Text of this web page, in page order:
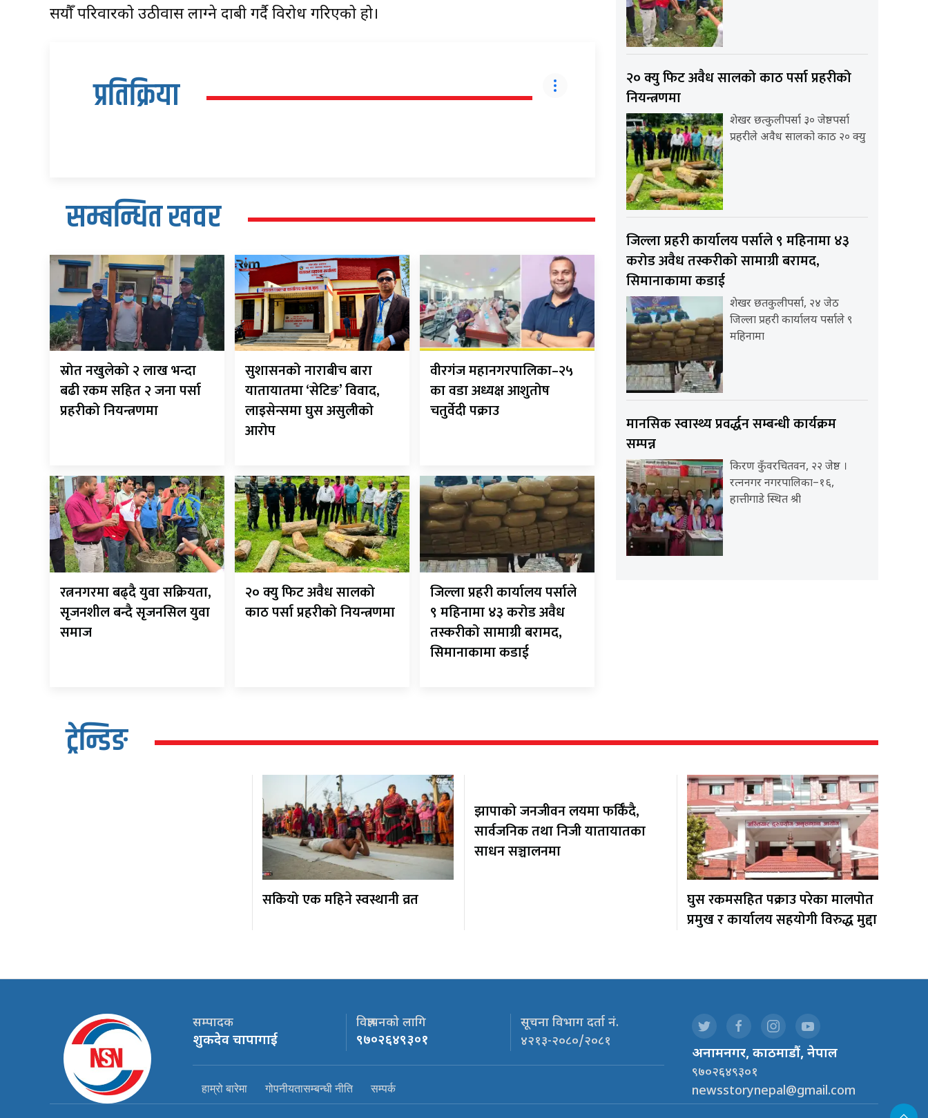
सयौँ परिवारको उठीवास लाग्ने दाबी गर्दै विरोध गरिएको हो।
प्रतिक्रिया
सम्बन्धित खवर
स्रोत नखुलेको २ लाख भन्दा
बढी रकम सहित २ जना पर्सा
प्रहरीको नियन्त्रणमा
सुशासनको नाराबीच बारा
यातायातमा ‘सेटिङ’ विवाद,
लाइसेन्समा घुस असुलीको
आरोप
वीरगंज महानगरपालिका–२५
का वडा अध्यक्ष आशुतोष
चतुर्वेदी पक्राउ
रत्ननगरमा बढ्दै युवा सक्रियता,
सृजनशील बन्दै सृजनसिल युवा
समाज
२० क्यु फिट अवैध सालको
काठ पर्सा प्रहरीको नियन्त्रणमा
जिल्ला प्रहरी कार्यालय पर्साले
९ महिनामा ४३ करोड अवैध
तस्करीको सामाग्री बरामद,
सिमानाकामा कडाई
२० क्यु फिट अवैध सालको काठ पर्सा प्रहरीको
नियन्त्रणमा
शेखर छत्कुलीपर्सा ३० जेष्ठपर्सा
प्रहरीले अवैध सालको काठ २० क्यु
जिल्ला प्रहरी कार्यालय पर्साले ९ महिनामा ४३
करोड अवैध तस्करीको सामाग्री बरामद,
सिमानाकामा कडाई
शेखर छतकुलीपर्सा, २४ जेठ
जिल्ला प्रहरी कार्यालय पर्साले ९
महिनामा
मानसिक स्वास्थ्य प्रवर्द्धन सम्बन्धी कार्यक्रम
सम्पन्न
किरण कुँवरचितवन, २२ जेष्ठ ।
रत्ननगर नगरपालिका–१६,
हात्तीगाडे स्थित श्री
ट्रेन्डिङ
सकियो एक महिने स्वस्थानी व्रत
झापाको जनजीवन लयमा फर्किँदै,
सार्वजनिक तथा निजी यातायातका
साधन सञ्चालनमा
घुस रकमसहित पक्राउ परेका मालपोत
प्रमुख र कार्यालय सहयोगी विरुद्ध मुद्दा
सम्पादक
शुकदेव चापागाई
विज्ञापनको लागि
९७०२६४९३०१
सूचना विभाग दर्ता नं.
४२१३-२०८०/२०८१
हाम्रो बारेमा गोपनीयतासम्बन्धी नीति सम्पर्क
अनामनगर, काठमाडौं, नेपाल
९७०२६४९३०१
newsstorynepal@gmail.com